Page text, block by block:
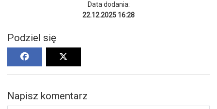
Data dodania:
22.12.2025 16:28
Podziel się
Napisz komentarz